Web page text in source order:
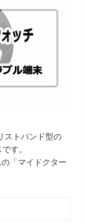
ストバンド型の
す。
マイドクター